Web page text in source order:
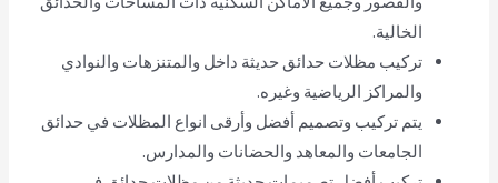
الخالية.
تركيب مظلات حدائق حديثة داخل والمتنزهات والنوادي
والمراكز الرياضية وغيره.
يتم تركيب وتصميم أفضل وأرقى انواع المظلات في حدائق
الجامعات والمعاهد والحضانات والمدارس.